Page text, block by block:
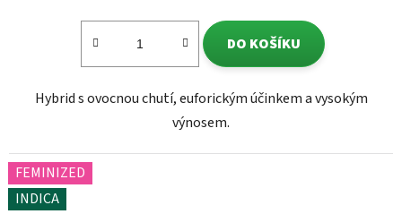
DO KOŠÍKU
Hybrid s ovocnou chutí, euforickým účinkem a vysokým
výnosem.
FEMINIZED
INDICA